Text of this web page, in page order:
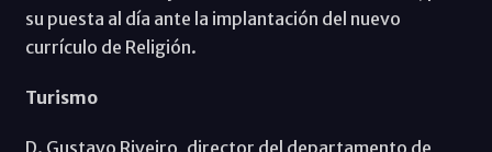
su puesta al día ante la implantación del nuevo
currículo de Religión.
Turismo